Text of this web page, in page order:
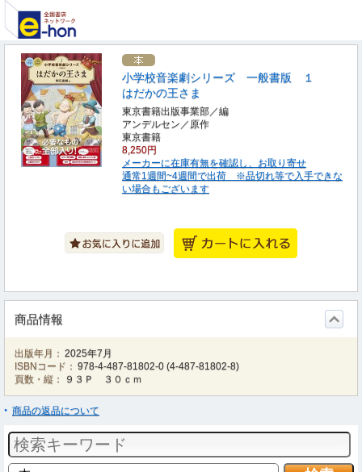
小学校音楽劇シリーズ 一般書版 １
はだかの王さま
東京書籍出版事業部／編
アンデルセン／原作
東京書籍
8,250円
メーカーに在庫有無を確認し、お取り寄せ
通常1週間~4週間で出荷 ※品切れ等で入手できな
い場合もございます
商品情報
出版年月： 2025年7月
ISBNコード： 978-4-487-81802-0 (4-487-81802-8)
頁数・縦：
９３Ｐ ３０ｃｍ
商品の返品について